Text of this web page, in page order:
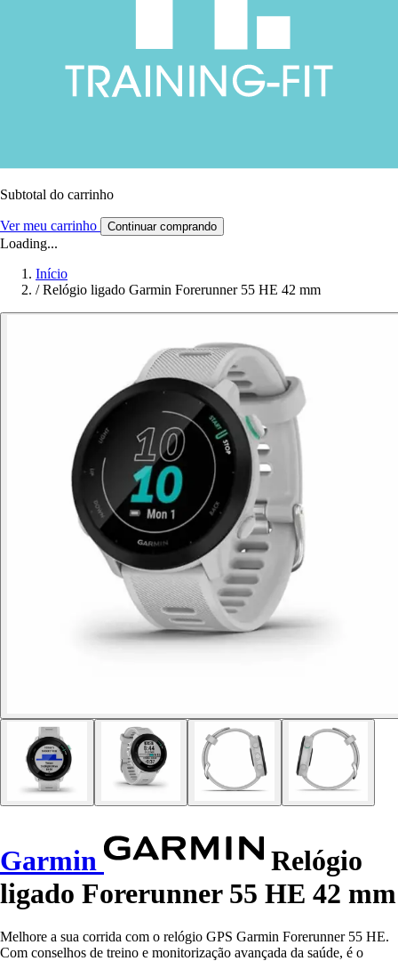
Subtotal do carrinho
Ver meu carrinho Continuar comprando
Loading...
Início
/ Relógio ligado Garmin Forerunner 55 HE 42 mm
Garmin
Relógio
ligado Forerunner 55 HE 42 mm
Melhore a sua corrida com o relógio GPS Garmin Forerunner 55 HE.
Com conselhos de treino e monitorização avançada da saúde, é o